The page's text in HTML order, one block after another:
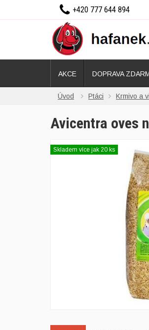
Úvod Ptáci Krmivo a
Avicentra oves
Skladem více jak 20 ks
AKCE DOPRAVA
+420 777 644 894